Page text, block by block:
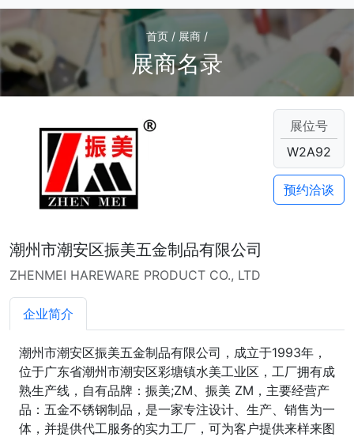
首页 / 展商 /
展商名录
潮州市潮安区振美五金制品有限公司
ZHENMEI HAREWARE PRODUCT CO., LTD
展位号
W2A92
预约洽谈
企业简介
潮州市潮安区振美五金制品有限公司，成立于1993年，
位于广东省潮州市潮安区彩塘镇水美工业区，工厂拥有成
熟生产线，自有品牌：振美;ZM、振美 ZM，主要经营产
品：五金不锈钢制品，是一家专注设计、生产、销售为一
体，并提供代工服务的实力工厂，可为客户提供来样来图